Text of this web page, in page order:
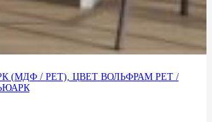
(МДФ / PET), ЦВЕТ ВОЛЬФРАМ PET /